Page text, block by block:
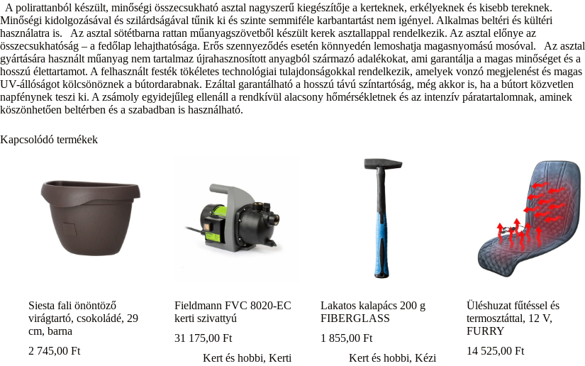
A polirattanból készült, minőségi összecsukható asztal nagyszerű kiegészítője a kerteknek, erkélyeknek és kisebb tereknek.
Minőségi kidolgozásával és szilárdságával tűnik ki és szinte semmiféle karbantartást nem igényel. Alkalmas beltéri és kültéri
használatra is. Az asztal sötétbarna rattan műanyagszövetből készült kerek asztallappal rendelkezik. Az asztal előnye az
összecsukhatóság – a fedőlap lehajthatósága. Erős szennyeződés esetén könnyedén lemoshatja magasnyomású mosóval. Az asztal
gyártására használt műanyag nem tartalmaz újrahasznosított anyagból származó adalékokat, ami garantálja a magas minőséget és a
hosszú élettartamot. A felhasznált festék tökéletes technológiai tulajdonságokkal rendelkezik, amelyek vonzó megjelenést és magas
UV-állóságot kölcsönöznek a bútordarabnak. Ezáltal garantálható a hosszú távú színtartóság, még akkor is, ha a bútort közvetlen
napfénynek teszi ki. A zsámoly egyidejűleg ellenáll a rendkívül alacsony hőmérsékletnek és az intenzív páratartalomnak, aminek
köszönhetően beltérben és a szabadban is használható.
Kapcsolódó termékek
Siesta fali önöntöző
virágtartó, csokoládé, 29
cm, barna
2 745,00 Ft
Fieldmann FVC 8020-EC
kerti szivattyú
31 175,00Ft
Kert és hobbi,Kerti
Lakatos kalapács 200 g
FIBERGLASS
1 855,00Ft
Kert és hobbi,Kézi
Üléshuzat fűtéssel és
termosztáttal, 12 V,
FURRY
14 525,00Ft